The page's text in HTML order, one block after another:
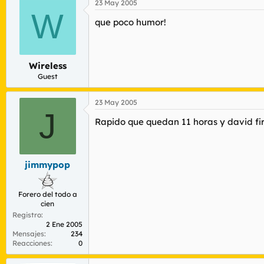
W
Wireless
Guest
23 May 2005
que poco humor!
J
jimmypop
Forero del todo a
cien
Registro
2 Ene 2005
Mensajes
234
Reacciones
0
23 May 2005
Rapido que quedan 11 horas y david